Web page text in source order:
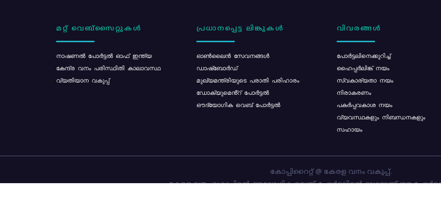
മറ്റ് വെബ്സൈറ്റുകൾ
നാഷണൽ പോർട്ടൽ ഓഫ് ഇന്ത്യ
കേന്ദ്ര വനം പരിസ്ഥിതി കാലാവസ്ഥ
വ്യതിയാന വകുപ്പ്
പ്രധാനപ്പെട്ട ലിങ്കുകൾ
ഓൺലൈൻ സേവനങ്ങൾ
ഡാഷ്ബോർഡ്
മുഖ്യമന്ത്രിയുടെ പരാതി പരിഹാരം
ഡോക്യുമെൻ്റ് പോർട്ടൽ
ഔദ്യോഗിക വെബ് പോർട്ടൽ
വിവരങ്ങൾ
പോര്‍ട്ടലിനെക്കുറിച്ച്
ഹൈപ്പർലിങ്ക് നയം
സ്വകാര്യതാ നയം
നിരാകരണം
പകർപ്പവകാശ നയം
വ്യവസ്ഥകളും നിബന്ധനകളും
സഹായം
കോപ്പിറൈറ്റ് @ കേരള വനം വകുപ്പ്.
കേരള വനം വകുപ്പിന്റെ ഔദ്യോഗിക വെബ്-പോർട്ടലിന്റെ ഭാഗമാണ് ഈ